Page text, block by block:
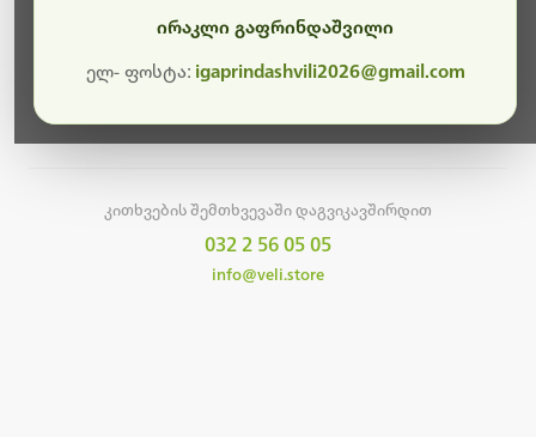
კითხვების შემთხვევაში დაგვიკავშირდით
032 2 56 05 05
info@veli.store
ირაკლი გაფრინდაშვილი
ელ- ფოსტა: igaprindashvili2026@gmail.com